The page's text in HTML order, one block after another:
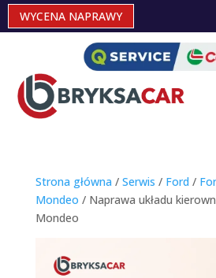
WYCENA NAPRAWY
Strona główna / Serwis / Ford /
Mondeo / Naprawa układu
Mondeo